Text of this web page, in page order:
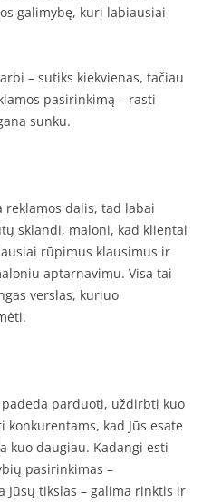
galimybę, kuri labiausiai
– sutiks kiekvienas, tačiau
pasirinkimą – rasti
sunku.
reklamos dalis, tad labai
sklandi, maloni, kad klientai
rūpimus klausimus ir
aptarnavimu. Visa tai
verslas, kuriuo
parduoti, uždirbti kuo
kad Jūs esate
kuo daugiau. Kadangi esti
pasirinkimas –
Jūsų tikslas – galima rinktis ir